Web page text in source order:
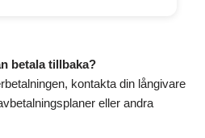
betala tillbaka?
kontakta din långivare
eller andra